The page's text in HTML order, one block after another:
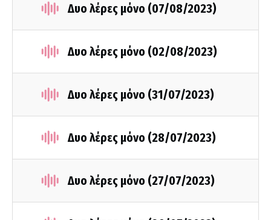
Δυο λέρες μόνο (07/08/2023)
Δυο λέρες μόνο (02/08/2023)
Δυο λέρες μόνο (31/07/2023)
Δυο λέρες μόνο (28/07/2023)
Δυο λέρες μόνο (27/07/2023)